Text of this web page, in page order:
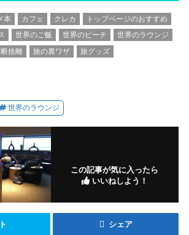
本 カフェ クレカ
トップページのおすすめ
世界のご飯 世界のビーチ
世界のラウンジ
断捨離 旅の裏ワザ 旅グッズ
世界のラウンジ
この記事が気に入ったら
いいねしよう！
シェア